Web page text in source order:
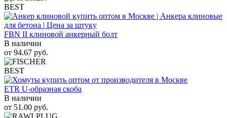
BEST
FBN II клиновой анкерный болт
В наличии
от 94.67 руб.
BEST
ETR U-образная скоба
В наличии
от 51.00 руб.